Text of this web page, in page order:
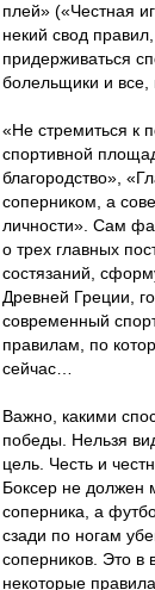
плей» («Честная
некий свод
придерживаться
болельщики и все,
«Не стремиться к
спортивной
благородство»,
соперником, а
личности». Сам
о трех главных
состязаний,
Древней Греции,
современный
правилам, по
сейчас…
Важно, какими
победы. Нельзя
цель. Честь и
Боксер не должен
соперника, а
сзади по ногам
соперников. Это в
некоторые